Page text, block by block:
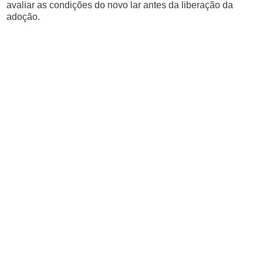
avaliar as condições do novo lar antes da liberação da
adoção.